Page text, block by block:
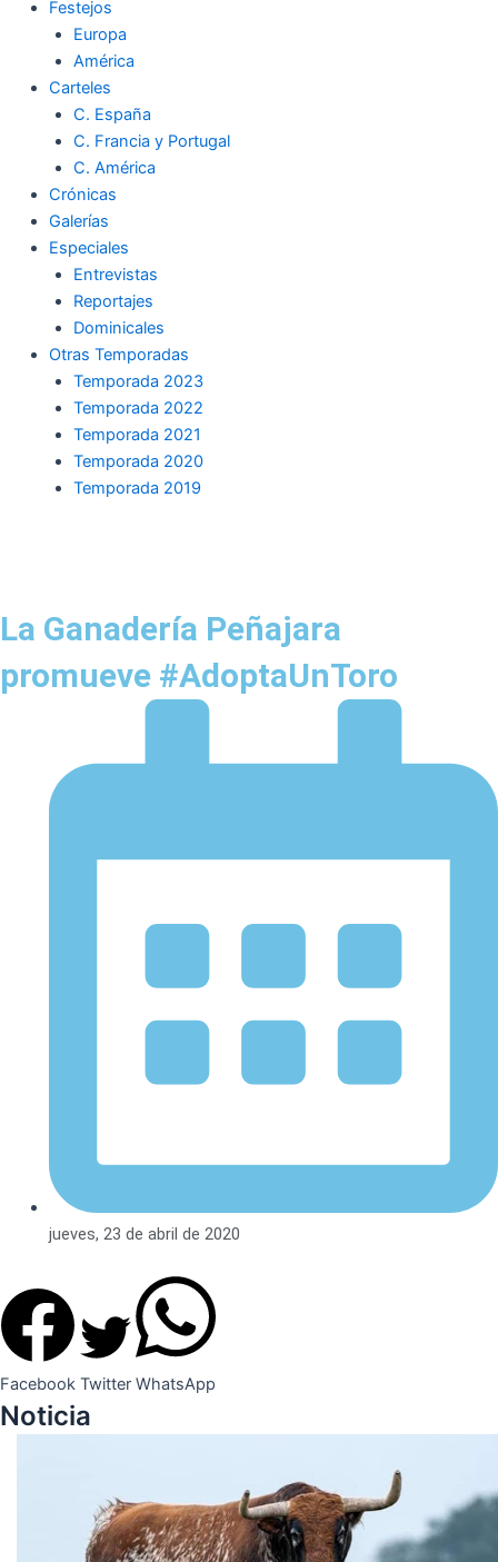
Festejos
Europa
América
Carteles
C. España
C. Francia y Portugal
C. América
Crónicas
Galerías
Especiales
Entrevistas
Reportajes
Dominicales
Otras Temporadas
Temporada 2023
Temporada 2022
Temporada 2021
Temporada 2020
Temporada 2019
La Ganadería Peñajara
promueve #AdoptaUnToro
jueves, 23 de abril de 2020
Facebook Twitter WhatsApp
Noticia